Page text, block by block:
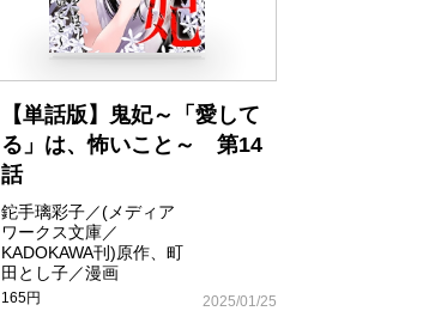
【単話版】鬼妃～「愛して
る」は、怖いこと～ 第14
話
鉈手璃彩子／(メディア
ワークス文庫／
KADOKAWA刊)原作、町
田とし子／漫画
165円 2025/01/25